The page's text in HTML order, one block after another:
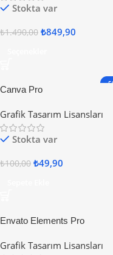
Stokta var
₺1.490,00 ₺849,90
-
Canva Pro
Grafik Tasarım Lisansları
Stokta var
₺100,00 ₺49,90
Envato Elements Pro
Grafik Tasarım Lisansları